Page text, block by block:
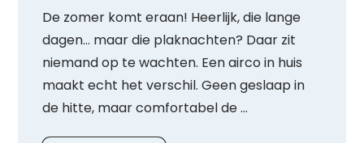
De zomer komt eraan! Heerlijk, die lange
dagen… maar die plaknachten? Daar zit
niemand op te wachten. Een airco in huis
maakt echt het verschil. Geen geslaap in
de hitte, maar comfortabel de ...